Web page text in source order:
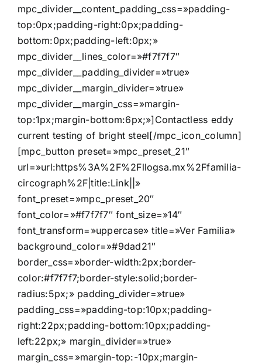
mpc_divider__content_padding_css=»padding-
top:0px;padding-right:0px;padding-
bottom:0px;padding-left:0px;»
mpc_divider__lines_color=»#f7f7f7″
mpc_divider__padding_divider=»true»
mpc_divider__margin_divider=»true»
mpc_divider__margin_css=»margin-
top:1px;margin-bottom:6px;»]Contactless eddy
current testing of bright steel[/mpc_icon_column]
[mpc_button preset=»mpc_preset_21″
url=»url:https%3A%2F%2Fllogsa.mx%2Ffamilia-
circograph%2F|title:Link||»
font_preset=»mpc_preset_20″
font_color=»#f7f7f7″ font_size=»14″
font_transform=»uppercase» title=»Ver Familia»
background_color=»#9dad21″
border_css=»border-width:2px;border-
color:#f7f7f7;border-style:solid;border-
radius:5px;» padding_divider=»true»
padding_css=»padding-top:10px;padding-
right:22px;padding-bottom:10px;padding-
left:22px;» margin_divider=»true»
margin_css=»margin-top:-10px;margin-